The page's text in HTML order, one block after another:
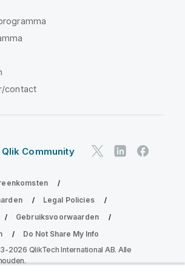
contact
Qlik Community
Legal Policies
Gebruiksvoorwaarden
Do Not Share My Info
2026 QlikTech International AB. Alle